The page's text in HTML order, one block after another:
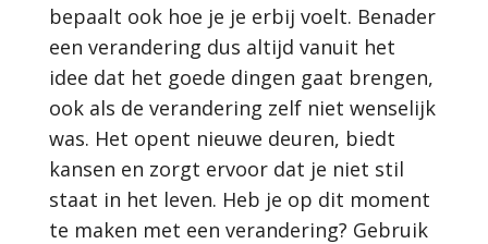
bepaalt ook hoe je je erbij voelt. Benader
een verandering dus altijd vanuit het
idee dat het goede dingen gaat brengen,
ook als de verandering zelf niet wenselijk
was. Het opent nieuwe deuren, biedt
kansen en zorgt ervoor dat je niet stil
staat in het leven. Heb je op dit moment
te maken met een verandering? Gebruik